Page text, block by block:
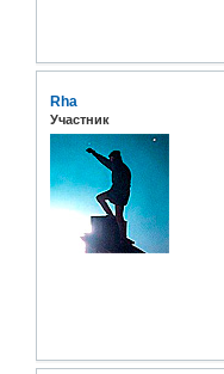
Rha
Участник